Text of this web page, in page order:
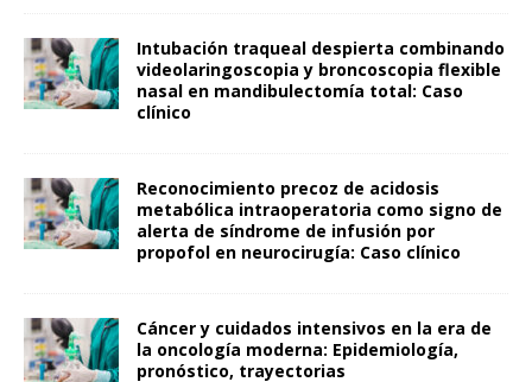
Intubación traqueal despierta combinando
videolaringoscopia y broncoscopia flexible
nasal en mandibulectomía total: Caso
clínico
Reconocimiento precoz de acidosis
metabólica intraoperatoria como signo de
alerta de síndrome de infusión por
propofol en neurocirugía: Caso clínico
Cáncer y cuidados intensivos en la era de
la oncología moderna: Epidemiología,
pronóstico, trayectorias